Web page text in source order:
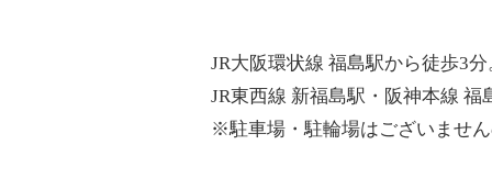
JR大阪環状線 福島駅から徒歩3分
JR東西線 新福島駅・阪神本線 福
※駐車場・駐輪場はございませ